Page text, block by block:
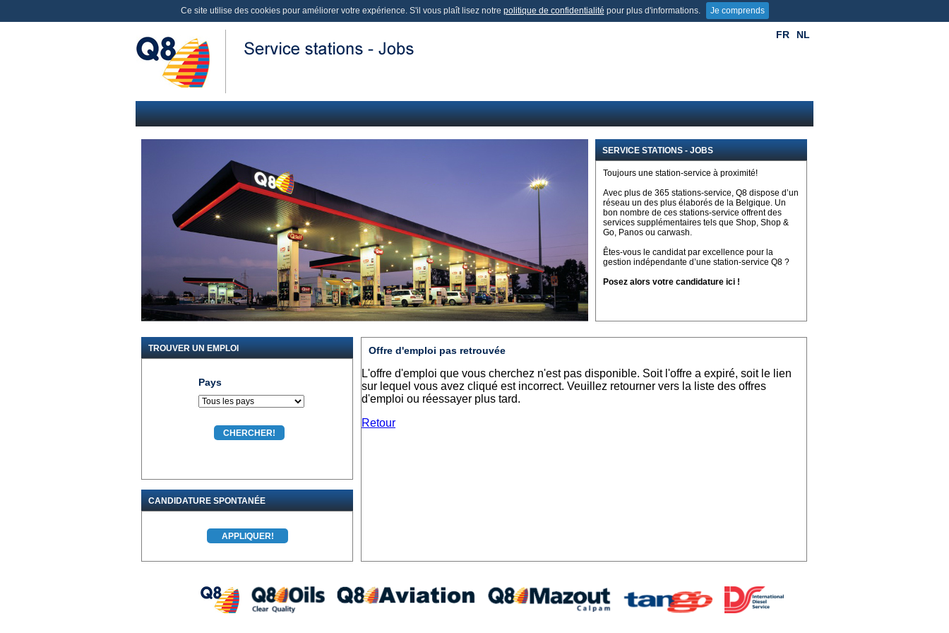
Ce site utilise des cookies pour améliorer votre expérience. S'il vous plaît lisez notre politique de confidentialité pour plus d'informations. Je comprends
NL
FR
SERVICE STATIONS - JOBS
Toujours une station-service à proximité!
Avec plus de 365 stations-service, Q8 dispose d’un
réseau un des plus élaborés de la Belgique. Un
bon nombre de ces stations-service offrent des
services supplémentaires tels que Shop, Shop &
Go, Panos ou carwash.
Êtes-vous le candidat par excellence pour la
gestion indépendante d’une station-service Q8 ?
Posez alors votre candidature ici !
TROUVER UN EMPLOI
Pays
CANDIDATURE SPONTANÉE
Offre d'emploi pas retrouvée
L'offre d'emploi que vous cherchez n'est pas disponible. Soit l'offre a expiré, soit le lien
sur lequel vous avez cliqué est incorrect. Veuillez retourner vers la liste des offres
d'emploi ou réessayer plus tard.
Retour